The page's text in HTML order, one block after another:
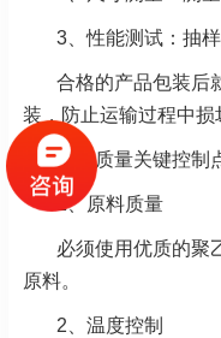
3、性能测试：抽
合格的产品包装后
装，防止运输过程中损
八、质量关键控制
1、原料质量
必须使用优质的聚
原料。
2、温度控制